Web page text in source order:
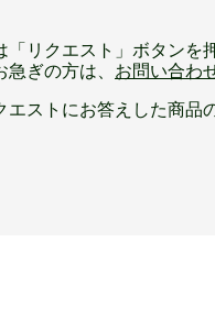
リクエスト」ボタンを
急ぎの方は、 お問い合わ
エストにお答えした商品